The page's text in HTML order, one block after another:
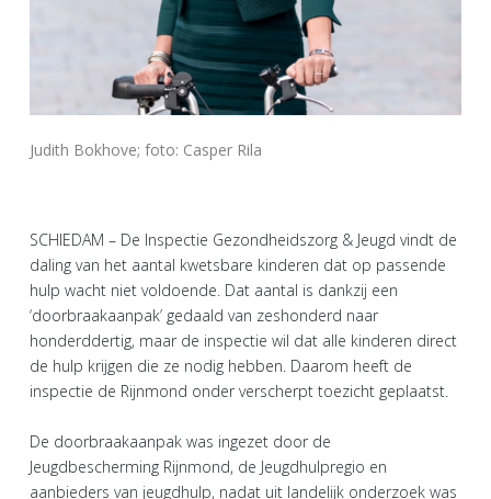
Judith Bokhove; foto: Casper Rila
SCHIEDAM – De Inspectie Gezondheidszorg & Jeugd vindt de
daling van het aantal kwetsbare kinderen dat op passende
hulp wacht niet voldoende. Dat aantal is dankzij een
‘doorbraakaanpak’ gedaald van zeshonderd naar
honderddertig, maar de inspectie wil dat alle kinderen direct
de hulp krijgen die ze nodig hebben. Daarom heeft de
inspectie de Rijnmond onder verscherpt toezicht geplaatst.
De doorbraakaanpak was ingezet door de
Jeugdbescherming Rijnmond, de Jeugdhulpregio en
aanbieders van jeugdhulp, nadat uit landelijk onderzoek was